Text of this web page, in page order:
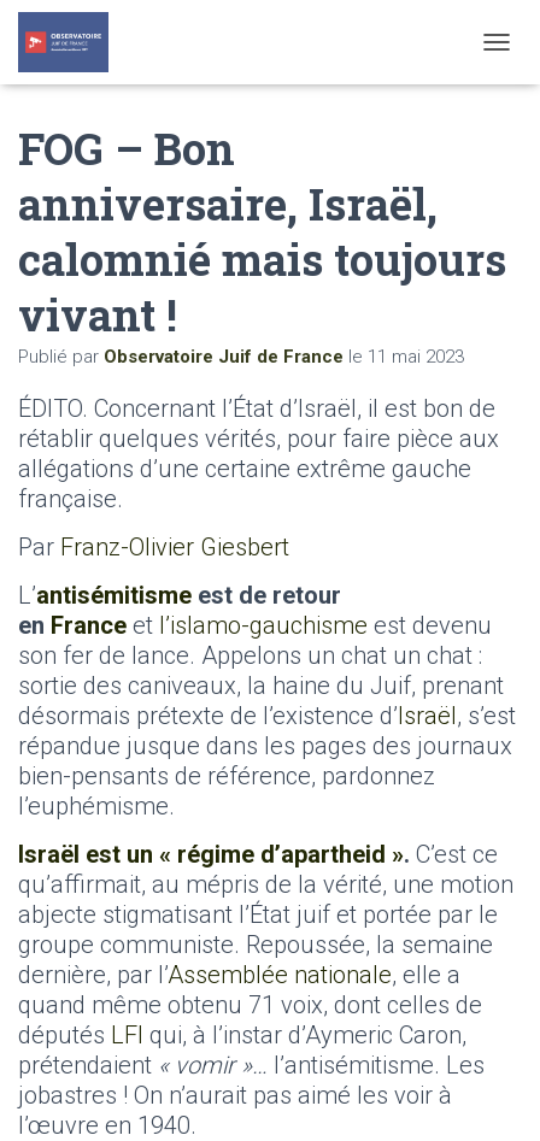
O
I
FOG – Bon
anniversaire, Israël,
calomnié mais toujours
vivant !
Publié par Observatoire Juif de France le 11 mai 2023
ÉDITO. Concernant l’État d’Israël, il est bon de
rétablir quelques vérités, pour faire pièce aux
allégations d’une certaine extrême gauche
française.
Par Franz-Olivier Giesbert
L’antisémitisme est de retour
en France et l’islamo-gauchisme est devenu
son fer de lance. Appelons un chat un chat :
sortie des caniveaux, la haine du Juif, prenant
désormais prétexte de l’existence d’Israël, s’est
répandue jusque dans les pages des journaux
bien-pensants de référence, pardonnez
l’euphémisme.
Israël est un « régime d’apartheid ». C’est ce
qu’affirmait, au mépris de la vérité, une motion
abjecte stigmatisant l’État juif et portée par le
groupe communiste. Repoussée, la semaine
dernière, par l’Assemblée nationale, elle a
quand même obtenu 71 voix, dont celles de
députés LFI qui, à l’instar d’Aymeric Caron,
prétendaient « vomir »… l’antisémitisme. Les
jobastres ! On n’aurait pas aimé les voir à
l’œuvre en 1940.